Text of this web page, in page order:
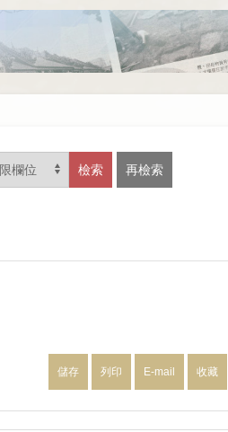
檢索 再檢索
儲存 列印 E-mail 收藏